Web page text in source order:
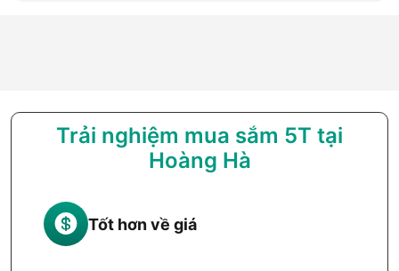
Trải nghiệm mua sắm 5T tại
Hoàng Hà
Tốt hơn về giá